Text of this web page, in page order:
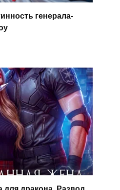
генерала-